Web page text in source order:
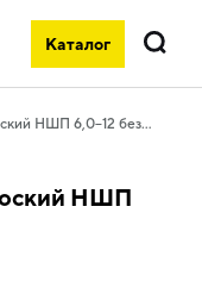
Каталог
Поиск
Наконечник штифтовой плоский НШП 6,0–12 без изоляции IEK
НШП